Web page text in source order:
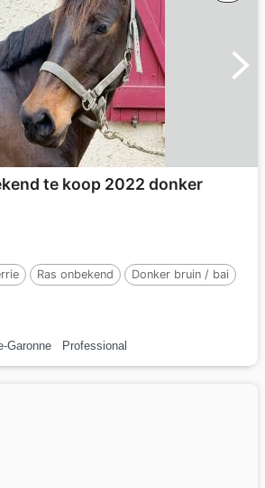
te koop 2022 donker
Ras onbekend
Donker bruin / bai
Garonne Professional